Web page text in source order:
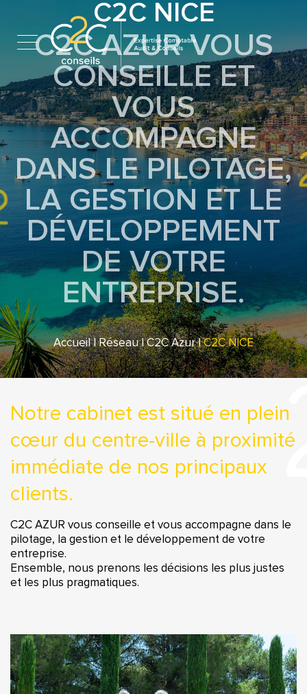
C2C NICE
C2C AZUR VOUS
CONSEILLE ET
VOUS
ACCOMPAGNE
DANS LE PILOTAGE,
LA GESTION ET LE
DÉVELOPPEMENT
DE VOTRE
ENTREPRISE.
Accueil|Réseau|C2C Azur|C2C NICE
Notre cabinet est situé en plein
cœur du centre-ville à proximité
immédiate de nos principaux
clients.
C2C AZUR vous conseille et vous accompagne dans le
pilotage, la gestion et le développement de votre
entreprise.
Ensemble, nous prenons les décisions les plus justes
et les plus pragmatiques.